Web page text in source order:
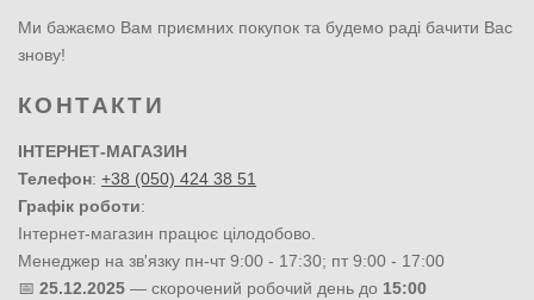
Ми бажаємо Вам приємних покупок та будемо раді бачити Вас
знову!
КОНТАКТИ
ІНТЕРНЕТ-МАГАЗИН
Телефон: +38 (050) 424 38 51
Графік роботи:
Інтернет-магазин працює цілодобово.
Менеджер на зв'язку пн-чт 9:00 - 17:30; пт 9:00 - 17:00
📅 25.12.2025 — скорочений робочий день до 15:00